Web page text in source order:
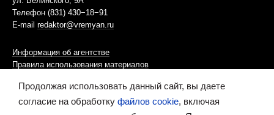
Телефон (831) 430−18−91
E-mail redaktor@vremyan.ru
Информация об агентстве
Правила использования материалов
Информационная политика использования «cookies»-файлов
Продолжая использовать данный сайт, вы даете
согласие на обработку файлов cookie, включая